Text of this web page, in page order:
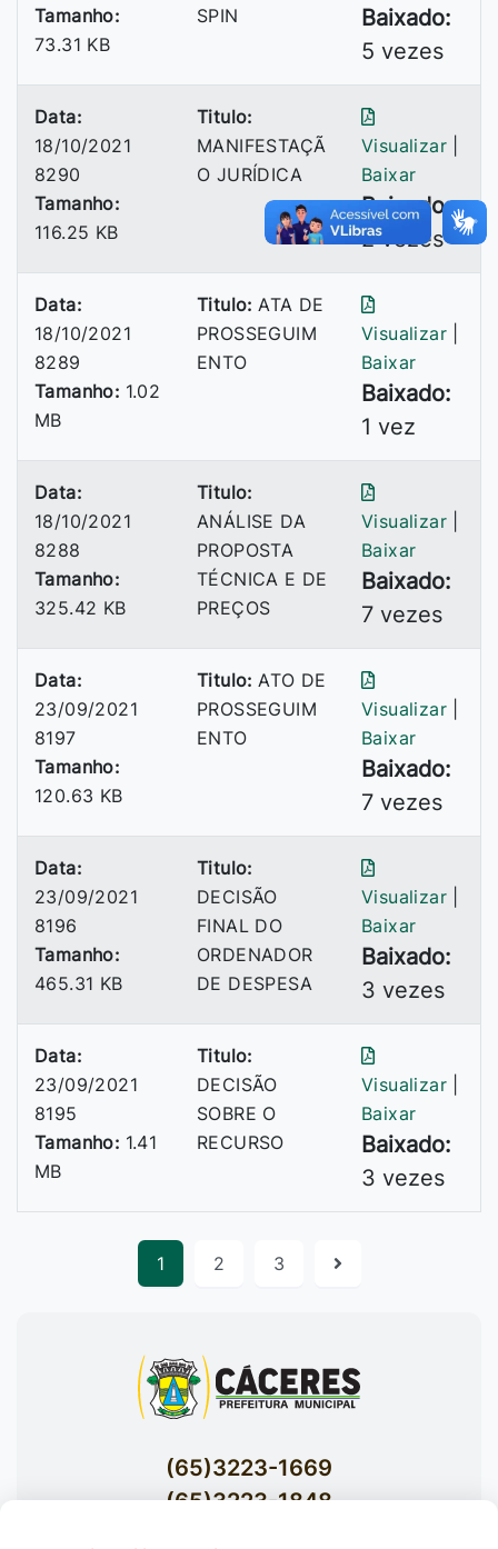
Tamanho:
73.31 KB
SPIN
Baixado:
5 vezes
Data:
18/10/2021
8290
Tamanho:
116.25 KB
Titulo:
MANIFESTAÇÃ
O JURÍDICA
Visualizar
Baixar
Baixado:
2 vezes
Data:
18/10/2021
8289
Tamanho: 1.02
MB
Titulo: ATA DE
PROSSEGUIM
ENTO
Visualizar
Baixar
Baixado:
1 vez
Data:
18/10/2021
8288
Tamanho:
325.42 KB
Titulo:
ANÁLISE DA
PROPOSTA
TÉCNICA E DE
PREÇOS
Visualizar
Baixar
Baixado:
7 vezes
Data:
23/09/2021
8197
Tamanho:
120.63 KB
Titulo: ATO DE
PROSSEGUIM
ENTO
Visualizar
Baixar
Baixado:
7 vezes
Data:
23/09/2021
8196
Tamanho:
465.31 KB
Titulo:
DECISÃO
FINAL DO
ORDENADOR
DE DESPESA
Visualizar
Baixar
Baixado:
3 vezes
Data:
23/09/2021
8195
Tamanho: 1.41
MB
Titulo:
DECISÃO
SOBRE O
RECURSO
Visualizar
Baixar
Baixado:
3 vezes
1 2 3
(65)3223-1669
(65)3223-1848